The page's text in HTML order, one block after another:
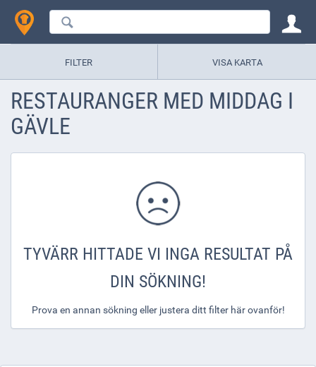
FILTER VISA KARTA
RESTAURANGER MED MIDDAG I
GÄVLE
TYVÄRR HITTADE VI INGA RESULTAT PÅ
DIN SÖKNING!
Prova en annan sökning eller justera ditt filter här ovanför!